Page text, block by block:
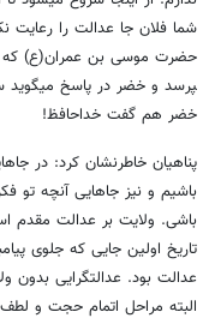
شما فلان جا عدالت را رعایت
حضرت موسی بن عمران(ع) که
پرسد و خضر در پاسخ می​گوید
خضر هم گفت خداحافظ!
پناهیان خاطرنشان کرد: در
باشیم و نیز جاهایی آنچه تو
باشی. ولایت بر عدالت مقدم
تاریخ اولین جایی که جلوی
عدالت بود. عدالت​گرایی بدون
البته مراحل اتمام حجت و